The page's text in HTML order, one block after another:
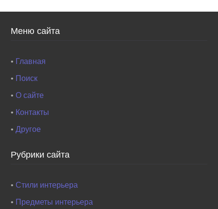
Меню сайта
• Главная
• Поиск
•О сайте
• Контакты
•Другое
Рубрики сайта
•Стили интерьера
• Предметы интерьера